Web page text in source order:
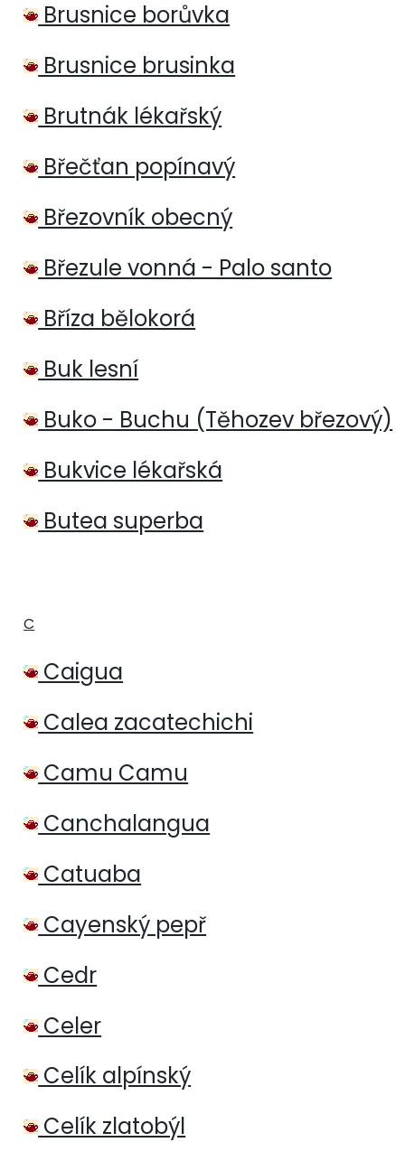
Brusnice borůvka
Brusnice brusinka
Brutnák lékařský
Břečťan popínavý
Březovník obecný
Březule vonná - Palo santo
Bříza bělokorá
Buk lesní
Buko - Buchu (Těhozev březový)
Bukvice lékařská
Butea superba
C
Caigua
Calea zacatechichi
Camu Camu
Canchalangua
Catuaba
Cayenský pepř
Cedr
Celer
Celík alpínský
Celík zlatobýl